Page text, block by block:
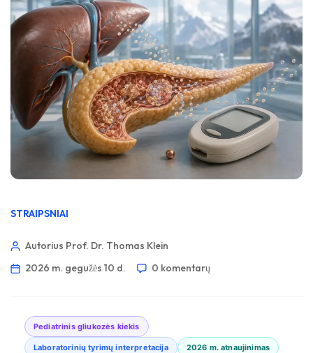
STRAIPSNIAI
Autorius Prof. Dr. Thomas Klein
2026 m. gegužės 10 d.
0 komentarų
Pediatrinis gliukozės kiekis
Laboratorinių tyrimų interpretacija 2026 m. atnaujinimas